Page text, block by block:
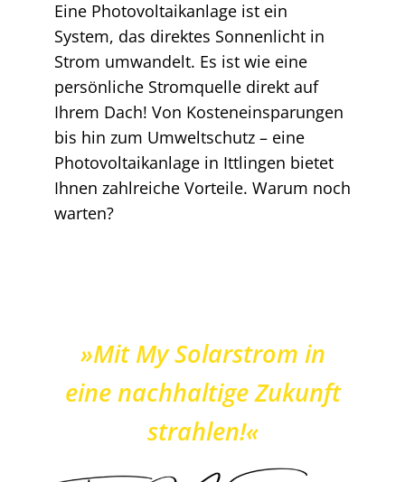
Eine Photovoltaikanlage ist ein
System, das direktes Sonnenlicht in
Strom umwandelt. Es ist wie eine
persönliche Stromquelle direkt auf
Ihrem Dach! Von Kosteneinsparungen
bis hin zum Umweltschutz – eine
Photovoltaikanlage in Ittlingen bietet
Ihnen zahlreiche Vorteile. Warum noch
warten?
»Mit My Solarstrom in
eine nachhaltige Zukunft
strahlen!«